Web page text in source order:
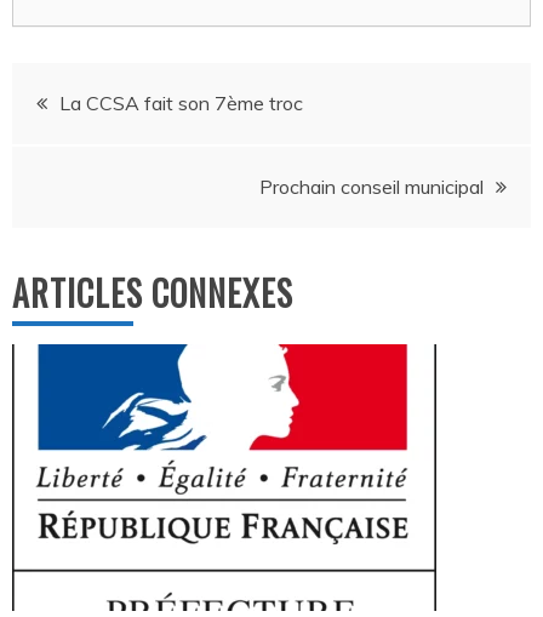
Navigation
La CCSA fait son 7ème troc
Prochain conseil municipal
ARTICLES CONNEXES